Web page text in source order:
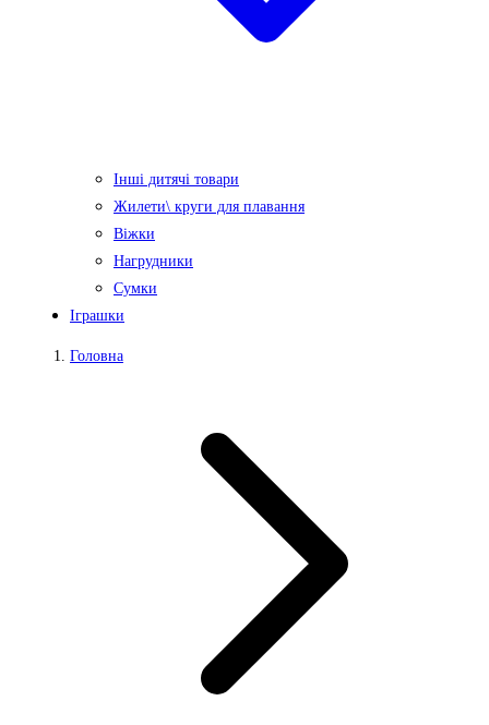
Інші дитячі товари
Жилети\ круги для плавання
Віжки
Нагрудники
Сумки
Іграшки
Головна